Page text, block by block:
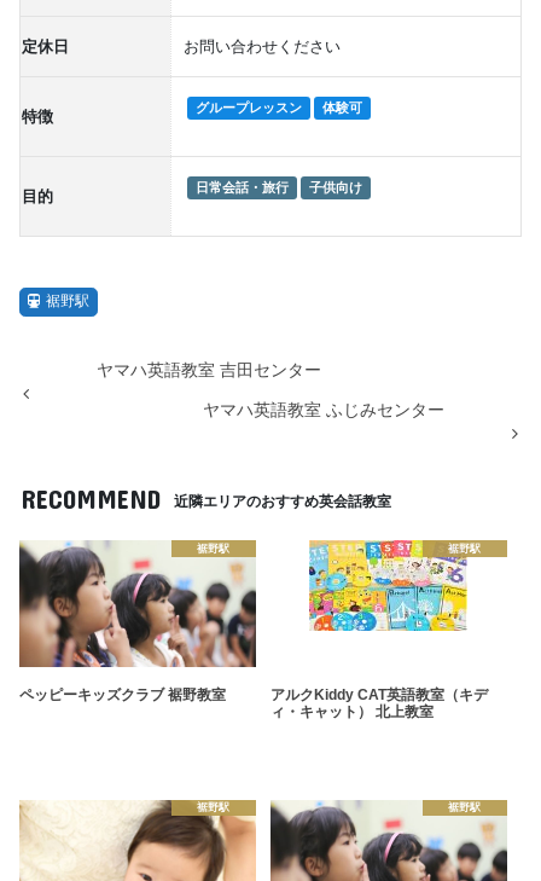
定休日 お問い合わせください
特徴 グループレッスン 体験可
目的 日常会話・旅行 子供向け
裾野駅
ヤマハ英語教室 吉田センター
ヤマハ英語教室 ふじみセンター
RECOMMEND 近隣エリアのおすすめ英会話教室
裾野駅
ペッピーキッズクラブ 裾野教室
裾野駅
アルクKiddy CAT英語教室（キデ
ィ・キャット） 北上教室
裾野駅 裾野駅